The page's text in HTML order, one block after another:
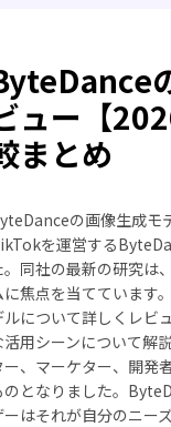
ュー【
まとめ
の画像生成モ
を運営する
。同社の最新の研究は
に焦点を当てています
ルについて詳しくレビ
活用シーンについて解
ー、マーケター、開発
のとなりました。
はそれが自分のニー